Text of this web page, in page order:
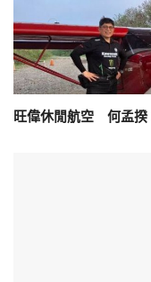
旺偉休閒航空 何孟揆